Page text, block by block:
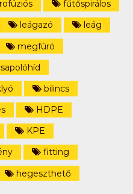
fűtőspirálos
leágazó
leág
megfúró
bilincs
HDPE
KPE
fitting
hegeszthető